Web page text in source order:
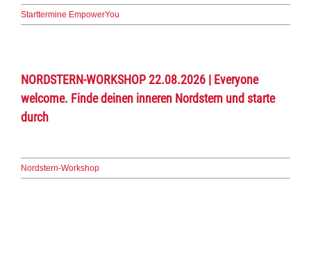
Starttermine EmpowerYou
NORDSTERN-WORKSHOP 22.08.2026 | Everyone
welcome. Finde deinen inneren Nordstern und starte
durch
Nordstern-Workshop